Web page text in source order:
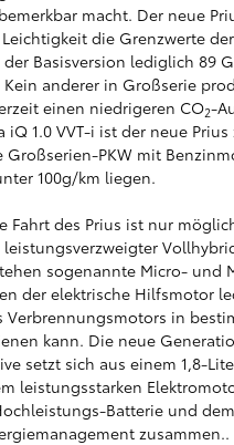
macht. Der neue
die Grenzwerte
Basisversion lediglich 89
anderer in Großserie
einen niedrigeren CO2-
iQ 1.0 VVT-i ist der neue Prius
PKW mit
100g/km liegen.
Fahrt des Prius ist nur
sogenannte Micro- und
der elektrische Hilfsmotor
Verbrennungsmotors in
kann. Die neue
setzt sich aus einem 1,8-
leistungsstarken
Batterie und dem
zusammen..